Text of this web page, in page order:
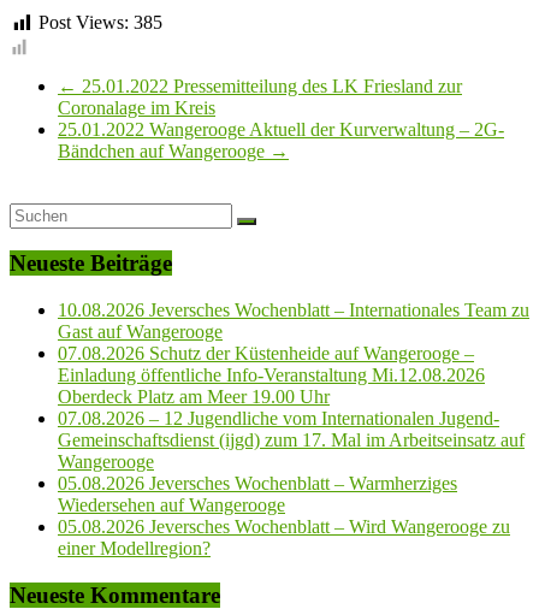
Post Views: 385
← 25.01.2022 Pressemitteilung des LK Friesland zur
Coronalage im Kreis
25.01.2022 Wangerooge Aktuell der Kurverwaltung – 2G-
Bändchen auf Wangerooge →
Neueste Beiträge
10.08.2026 Jeversches Wochenblatt – Internationales Team zu
Gast auf Wangerooge
07.08.2026 Schutz der Küstenheide auf Wangerooge –
Einladung öffentliche Info-Veranstaltung Mi.12.08.2026
Oberdeck Platz am Meer 19.00 Uhr
07.08.2026 – 12 Jugendliche vom Internationalen Jugend-
Gemeinschaftsdienst (ijgd) zum 17. Mal im Arbeitseinsatz auf
Wangerooge
05.08.2026 Jeversches Wochenblatt – Warmherziges
Wiedersehen auf Wangerooge
05.08.2026 Jeversches Wochenblatt – Wird Wangerooge zu
einer Modellregion?
Neueste Kommentare